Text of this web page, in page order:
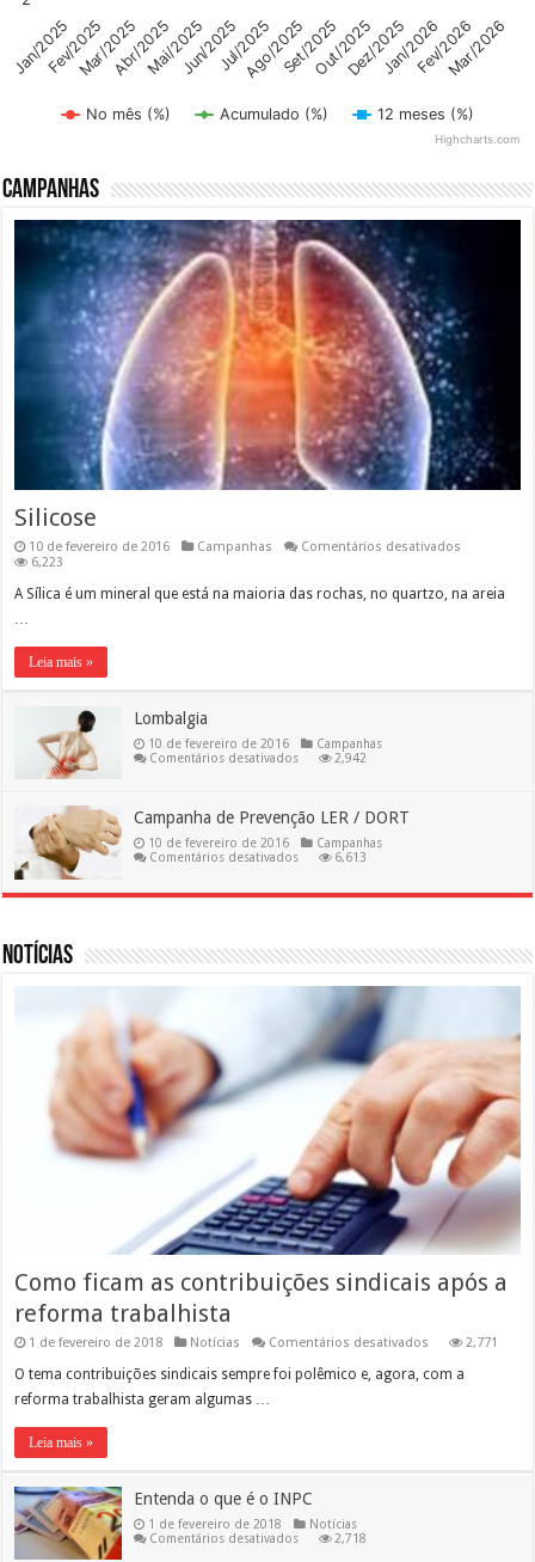
No mês (%) Acumulado (%) 12 meses (%)
Jan/2025Fev/2025Mar/2025Abr/2025Mai/2025Jun/2025Jul/2025Ago/2025Set/2025Out/2025Dez/2025Jan/2026Fev/2026Mar/2026
Highcharts.com
Campanhas
Silicose
10 de fevereiro de 2016 Campanhas Comentários desativados
6,223
A Sílica é um mineral que está na maioria das rochas, no quartzo, na areia
…
Leia mais »
Lombalgia
10 de fevereiro de 2016
Campanhas
Comentários desativadosem
2,942
Campanha de Prevenção LER / DORT
10 de fevereiro de 2016
Campanhas
Comentários desativadosem
Prevenção
6,613
Notícias
Como ficam as contribuições sindicais após a
reforma trabalhista
1 de fevereiro de 2018 Notícias Comentários desativados
ficam
2,771
O tema contribuições sindicais sempre foi polêmico e, agora, com a
reforma trabalhista geram algumas …
Leia mais »
Entenda o que é o INPC
1 de fevereiro de 2018
Notícias
Comentários desativadosem
2,718